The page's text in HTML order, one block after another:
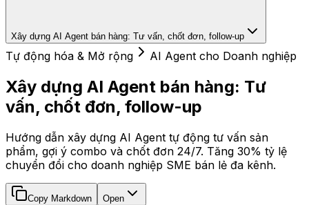
Xây dựng AI Agent bán hàng: Tư vấn, chốt đơn, follow-up
Tự động hóa & Mở rộng AI Agent cho Doanh nghiệp
Xây dựng AI Agent bán hàng: Tư
vấn, chốt đơn, follow-up
Hướng dẫn xây dựng AI Agent tự động tư vấn sản
phẩm, gợi ý combo và chốt đơn 24/7. Tăng 30% tỷ lệ
chuyển đổi cho doanh nghiệp SME bán lẻ đa kênh.
Copy Markdown Open